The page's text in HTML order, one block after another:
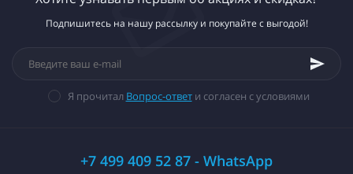
Подпишитесь на нашу рассылку и покупайте с выгодой!
Я прочитал Вопрос-ответи согласен с условиями
+7 499 409 52 87 - WhatsApp